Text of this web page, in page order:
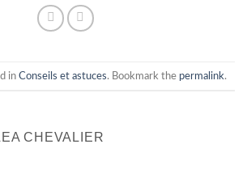
in Conseils et astuces. Bookmark the permalink.
CHEVALIER